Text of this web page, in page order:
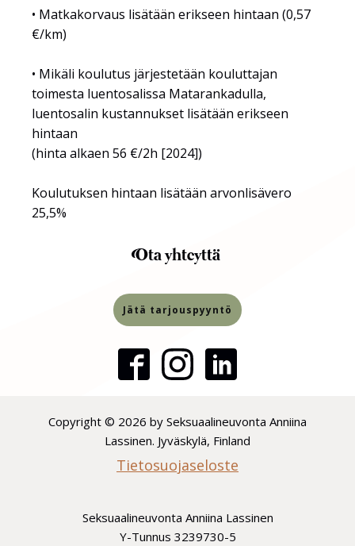
• Matkakorvaus lisätään erikseen hintaan (0,57
€/km)
• Mikäli koulutus järjestetään kouluttajan
toimesta luentosalissa Matarankadulla,
luentosalin kustannukset lisätään erikseen
hintaan
(hinta alkaen 56 €/2h [2024])
Koulutuksen hintaan lisätään arvonlisävero
25,5%
Ota yhteyttä
Jätä tarjouspyyntö
Copyright © 2026 by Seksuaalineuvonta Anniina
Lassinen. Jyväskylä, Finland
Tietosuojaseloste
Seksuaalineuvonta Anniina Lassinen
Y-Tunnus 3239730-5